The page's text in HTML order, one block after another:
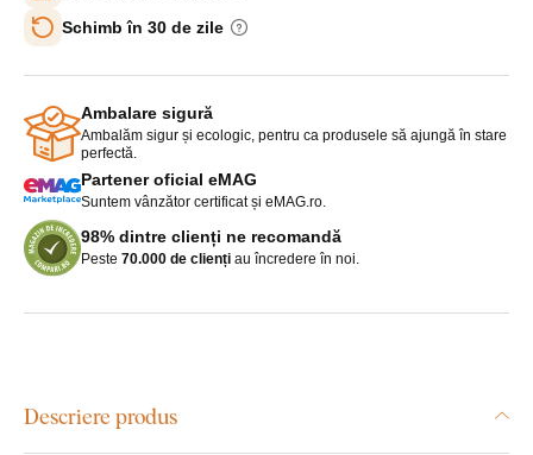
Schimb în 30 de zile
Ambalare sigură
Ambalăm sigur și ecologic, pentru ca produsele să ajungă în stare
perfectă.
Partener oficial eMAG
Suntem vânzător certificat și eMAG.ro.
98% dintre clienți ne recomandă
Peste 70.000 de clienți au încredere în noi.
Descriere produs